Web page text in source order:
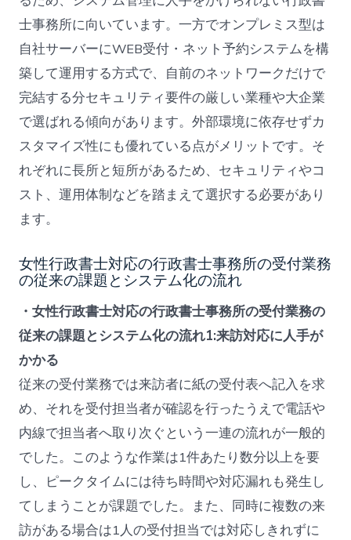
士事務所に向いています。一方でオンプレミス型は
自社サーバーにWEB受付・ネット予約システムを構
築して運用する方式で、自前のネットワークだけで
完結する分セキュリティ要件の厳しい業種や大企業
で選ばれる傾向があります。外部環境に依存せずカ
スタマイズ性にも優れている点がメリットです。そ
れぞれに長所と短所があるため、セキュリティやコ
スト、運用体制などを踏まえて選択する必要があり
ます。
女性行政書士対応の行政書士事務所の受付業務
の従来の課題とシステム化の流れ
・女性行政書士対応の行政書士事務所の受付業務の
従来の課題とシステム化の流れ1:来訪対応に人手が
かかる
従来の受付業務では来訪者に紙の受付表へ記入を求
め、それを受付担当者が確認を行ったうえで電話や
内線で担当者へ取り次ぐという一連の流れが一般的
でした。このような作業は1件あたり数分以上を要
し、ピークタイムには待ち時間や対応漏れも発生し
てしまうことが課題でした。また、同時に複数の来
訪がある場合は1人の受付担当では対応しきれずに